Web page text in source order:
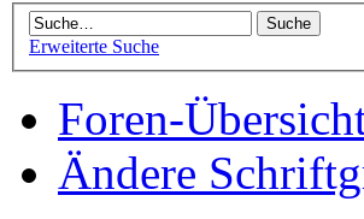
Erweiterte Suche
Foren-
Ändere